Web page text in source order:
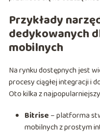
Przykłady
dedykowanych
mobilnych
Na rynku dostępnych jest
procesy ciągłej integracji i
Oto kilka z
Bitrise – platforma
mobilnych z prostym